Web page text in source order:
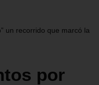
un recorrido que marcó la
por